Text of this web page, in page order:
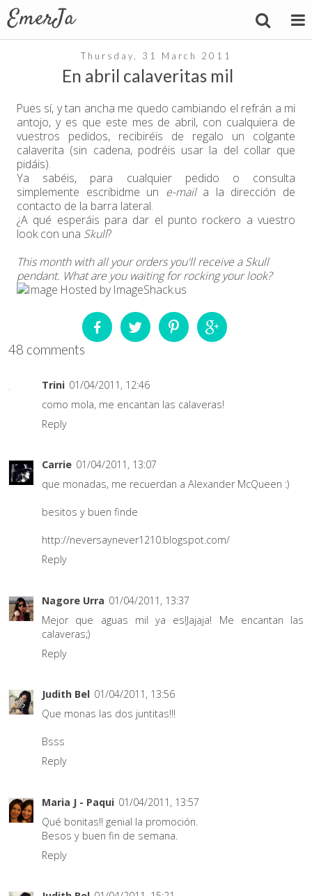
Thursday, 31 March 2011
En abril calaveritas mil
Pues sí, y tan ancha me quedo cambiando el refrán a mi
antojo, y es que este mes de abril, con cualquiera de
vuestros pedidos, recibiréis de regalo un colgante
calaverita (sin cadena, podréis usar la del collar que
pidáis).
Ya sabéis, para cualquier pedido o consulta
simplemente escribidme un e-maila la dirección de
contacto de la barra lateral.
¿A qué esperáis para dar el punto rockero a vuestro
look con una Skull?
This month with all your orders you'll receive a Skull
pendant. What are you waiting for rocking your look?
48 comments
Trini 01/04/2011, 12:46
como mola, me encantan las calaveras!
Reply
Carrie 01/04/2011, 13:07
que monadas, me recuerdan a Alexander McQueen :)
besitos y buen finde
http://neversaynever1210.blogspot.com/
Reply
Nagore Urra 01/04/2011, 13:37
Mejor que aguas mil ya es!Jajaja! Me encantan las
calaveras;)
Reply
Judith Bel 01/04/2011, 13:56
Que monas las dos juntitas!!!
Bsss
Reply
Maria J - Paqui 01/04/2011, 13:57
Qué bonitas!! genial la promoción.
Besos y buen fin de semana.
Reply